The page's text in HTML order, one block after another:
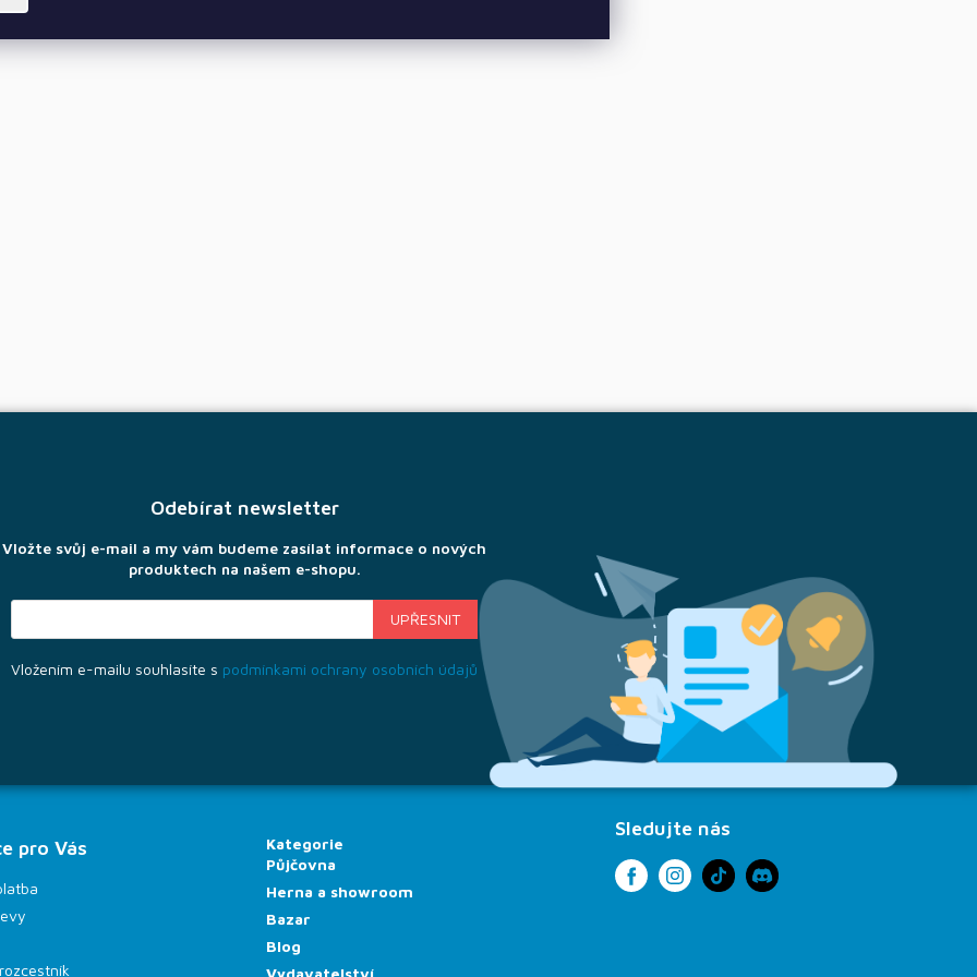
Odebírat newsletter
Vložte svůj e-mail a my vám budeme zasílat informace o nových
produktech na našem e-shopu.
Vložením e-mailu souhlasíte s podmínkami ochrany osobních údajů
pro Vás
Kategorie
Půjčovna
Herna a showroom
Bazar
Blog
Vydavatelství
Sledujte nás